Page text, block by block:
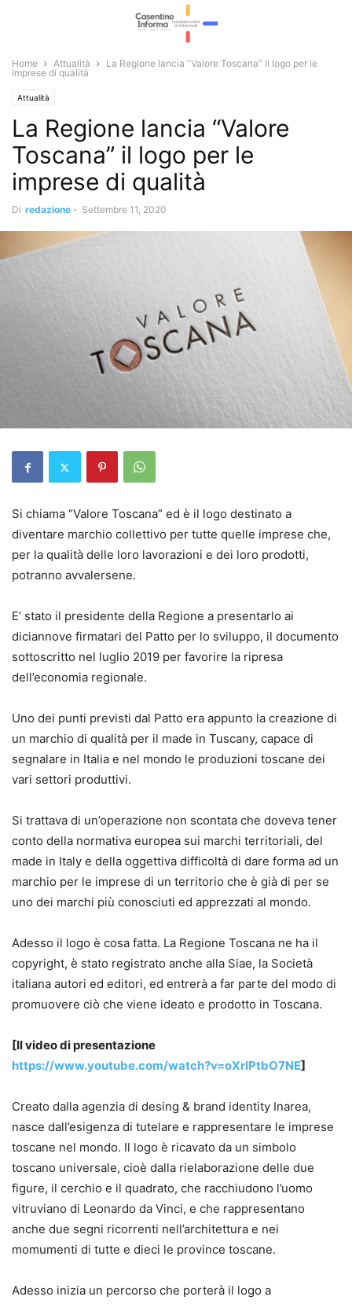
Home Attualità
La Regione lancia “Valore Toscana” il logo per le
imprese di qualità
Attualità
La Regione lancia “Valore
Toscana” il logo per le
imprese di qualità
Di redazione - Settembre 11, 2020
Si chiama “Valore Toscana” ed è il logo destinato a
diventare marchio collettivo per tutte quelle imprese che,
per la qualità delle loro lavorazioni e dei loro prodotti,
potranno avvalersene.
E’ stato il presidente della Regione a presentarlo ai
diciannove firmatari del Patto per lo sviluppo, il documento
sottoscritto nel luglio 2019 per favorire la ripresa
dell’economia regionale.
Uno dei punti previsti dal Patto era appunto la creazione di
un marchio di qualità per il made in Tuscany, capace di
segnalare in Italia e nel mondo le produzioni toscane dei
vari settori produttivi.
Si trattava di un’operazione non scontata che doveva tener
conto della normativa europea sui marchi territoriali, del
made in Italy e della oggettiva difficoltà di dare forma ad un
marchio per le imprese di un territorio che è già di per se
uno dei marchi più conosciuti ed apprezzati al mondo.
Adesso il logo è cosa fatta. La Regione Toscana ne ha il
copyright, è stato registrato anche alla Siae, la Società
italiana autori ed editori, ed entrerà a far parte del modo di
promuovere ciò che viene ideato e prodotto in Toscana.
[Il video di presentazione
https://www.youtube.com/watch?v=oXrlPtbO7NE]
Creato dalla agenzia di desing & brand identity Inarea,
nasce dall’esigenza di tutelare e rappresentare le imprese
toscane nel mondo. Il logo è ricavato da un simbolo
toscano universale, cioè dalla rielaborazione delle due
figure, il cerchio e il quadrato, che racchiudono l’uomo
vitruviano di Leonardo da Vinci, e che rappresentano
anche due segni ricorrenti nell’architettura e nei
momumenti di tutte e dieci le province toscane.
Adesso inizia un percorso che porterà il logo a